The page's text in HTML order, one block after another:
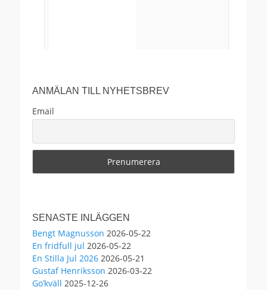
View on Facebook · Share
29 0 4
Anders Ekborg offentlig
Välkomna!
This content isn't available right now
When this happens, it's usually because the
ANMÄLAN TILL NYHETSBREV
Email
SENASTE INLÄGGEN
Bengt Magnusson 2026-05-22
En fridfull jul 2026-05-22
En Stilla Jul 2026 2026-05-21
Gustaf Henriksson 2026-03-22
Go’kväll 2025-12-26